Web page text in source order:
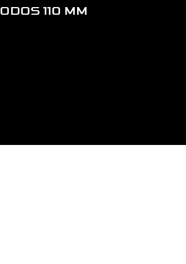
110 MM